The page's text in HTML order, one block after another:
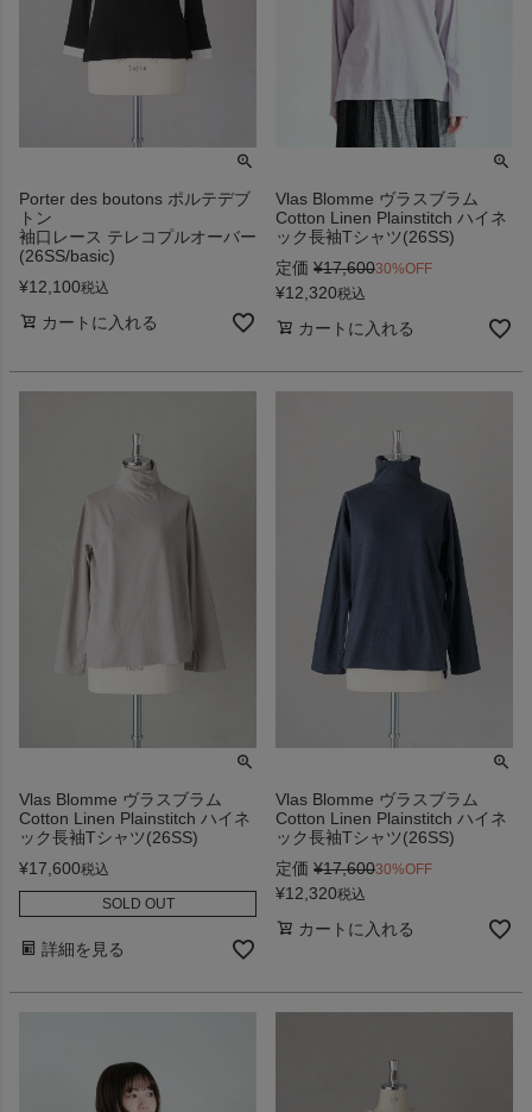
Porter des boutons ポルテデブ
トン
袖口レース テレコプルオーバー
(26SS/basic)
¥12,100税込
カートに入れる
Vlas Blomme ヴラスブラム
Cotton Linen Plainstitch ハイネ
ック長袖Tシャツ(26SS)
定価 ¥17,60030%OFF
¥12,320税込
カートに入れる
Vlas Blomme ヴラスブラム
Cotton Linen Plainstitch ハイネ
ック長袖Tシャツ(26SS)
¥17,600税込
SOLD OUT
詳細を見る
Vlas Blomme ヴラスブラム
Cotton Linen Plainstitch ハイネ
ック長袖Tシャツ(26SS)
定価 ¥17,60030%OFF
¥12,320税込
カートに入れる